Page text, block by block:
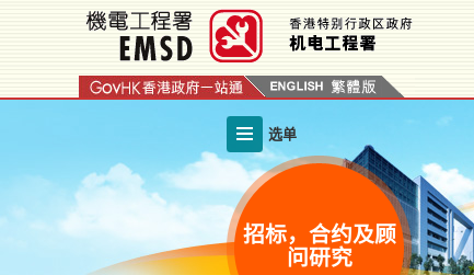
容
选单
招标，合约及顾
问研究